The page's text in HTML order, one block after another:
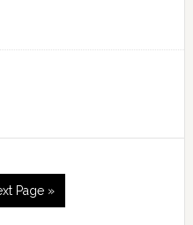
Page »